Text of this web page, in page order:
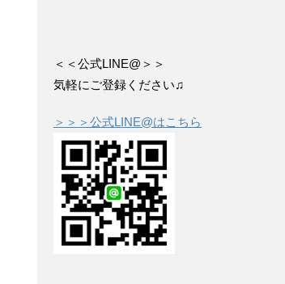
＜＜公式LINE@＞＞
気軽にご登録ください♫
＞＞＞公式LINE@はこちら